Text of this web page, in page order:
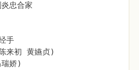
忠合家
手
来初 黄嬿贞)
娇)